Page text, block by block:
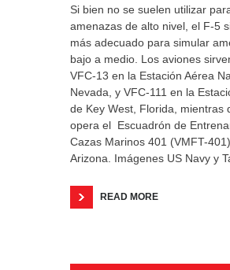
Si bien no se suelen utilizar
amenazas de alto nivel, el F-5
más adecuado para simular
bajo a medio. Los aviones
VFC-13 en la Estación Aérea
Nevada, y VFC-111 en la
de Key West, Florida, mientras
opera el Escuadrón de
Cazas Marinos 401 (VMFT-
Arizona. Imágenes US Navy y
READ MORE